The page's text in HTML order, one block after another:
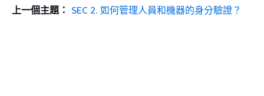
上一個主題： SEC 2. 如何管理人員和機器的身分驗證？